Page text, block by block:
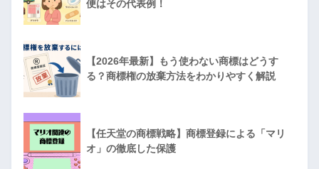
便はその代表例！
【2026年最新】もう使わない商標はどうす
る？商標権の放棄方法をわかりやすく解説
【任天堂の商標戦略】商標登録による「マリ
オ」の徹底した保護